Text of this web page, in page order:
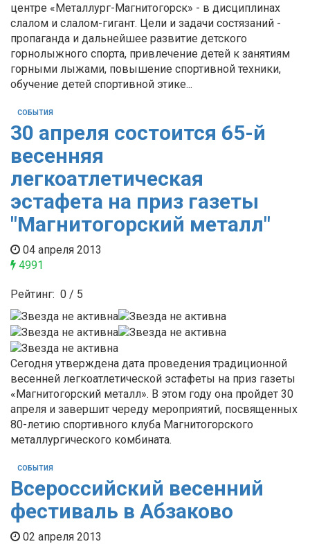
центре «Металлург-Магнитогорск» - в дисциплинах
слалом и слалом-гигант. Цели и задачи состязаний -
пропаганда и дальнейшее развитие детского
горнолыжного спорта, привлечение детей к занятиям
горными лыжами, повышение спортивной техники,
обучение детей спортивной этике...
СОБЫТИЯ
30 апреля состоится 65-й
весенняя
легкоатлетическая
эстафета на приз газеты
"Магнитогорский металл"
04 апреля 2013
4991
Рейтинг: 0 / 5
Сегодня утверждена дата проведения традиционной
весенней легкоатлетической эстафеты на приз газеты
«Магнитогорский металл». В этом году она пройдет 30
апреля и завершит череду мероприятий, посвященных
80-летию спортивного клуба Магнитогорского
металлургического комбината.
СОБЫТИЯ
Всероссийский весенний
фестиваль в Абзаково
02 апреля 2013